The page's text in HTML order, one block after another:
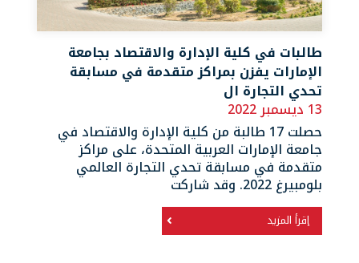
طالبات في كلية الإدارة والاقتصاد بجامعة
الإمارات يفزن بمراكز متقدمة في مسابقة
تحدي التجارة ال
13 ديسمبر 2022
حصلت 17 طالبة من كلية الإدارة والاقتصاد في
جامعة الإمارات العربية المتحدة، على مراكز
متقدمة في مسابقة تحدي التجارة العالمي
بلومبيرغ 2022. وقد شاركت
إقرأ المزيد